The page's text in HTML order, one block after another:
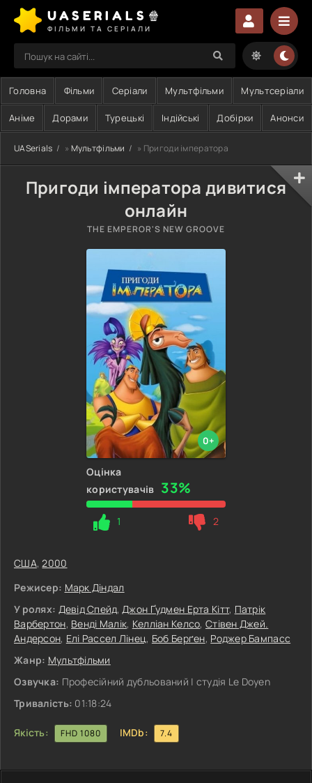
UASERIALS🍿
ФІЛЬМИ ТА СЕРІАЛИ
Головна Фільми Серіали Мультфільми Мультсеріали
Аніме Дорами Турецькі Індійські Добірки Анонси
UASerials » Мультфільми » Пригоди імператора
Пригоди імператора дивитися
онлайн
THE EMPEROR'S NEW GROOVE
0+
Оцінка
користувачів 33%
1 2
США,2000
Режисер: Марк Діндал
У ролях: Девід Спейд,Джон Ґудмен Ерта Кітт, Патрік
Bарбертон, Венді Малік, Келліан Келсо, Стівен Джей.
Андерсон, Елі Рассел Лінец, Боб Берґен, Роджер Бампасс
Жанр: Мультфільми
Озвучка: Професійний дубльований | студія Le Doyen
Тривалість: 01:18:24
Якість: FHD 1080 IMDb: 7.4